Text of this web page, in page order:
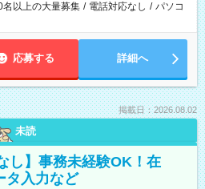
名以上の大量募集 / 電話対応なし / パソコ
応募する 詳細へ
掲載日：2026.08.02
未読
し】事務未経験OK！在
タ入力など